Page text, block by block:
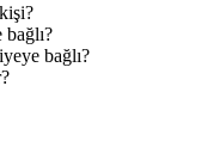
bağlı?